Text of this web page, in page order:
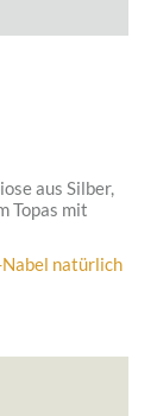
aus Silber,
Topas mit
Nabel natürlich